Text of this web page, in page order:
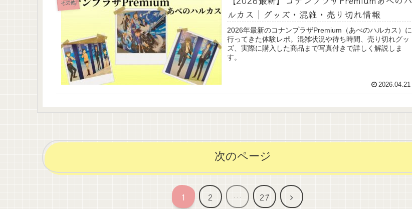
その他
ルカス｜グッズ・混雑・売り切れ情報
2026年最新のコナンプラザPremium（あべのハルカス）に
行ってきた体験レポ。混雑状況や待ち時間、売り切れグッ
ズ、実際に購入した商品まで写真付きで詳しく解説しま
す。
2026.04.21
次のページ
1 2 … 27 次